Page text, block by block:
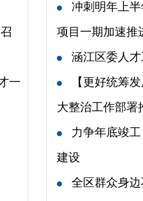
一
冲刺明年上
项目一期加速推
涵江区委人
【更好统筹
大整治工作部署
力争年底竣
建设
全区群众身